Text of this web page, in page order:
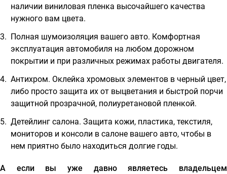
наличии виниловая пленка высочайшего качества
нужного вам цвета.
Полная шумоизоляция вашего авто. Комфортная
эксплуатация автомобиля на любом дорожном
покрытии и при различных режимах работы двигателя.
Антихром. Оклейка хромовых элементов в черный цвет,
либо просто защита их от выцветания и быстрой порчи
защитной прозрачной, полиуретановой пленкой.
Детейлинг салона. Защита кожи, пластика, текстиля,
мониторов и консоли в салоне вашего авто, чтобы в
нем приятно было находиться долгие годы.
А если вы уже давно являетесь владельцем